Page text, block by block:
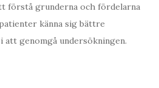
förstå grunderna och fördelarna
känna sig bättre
genomgå undersökningen.